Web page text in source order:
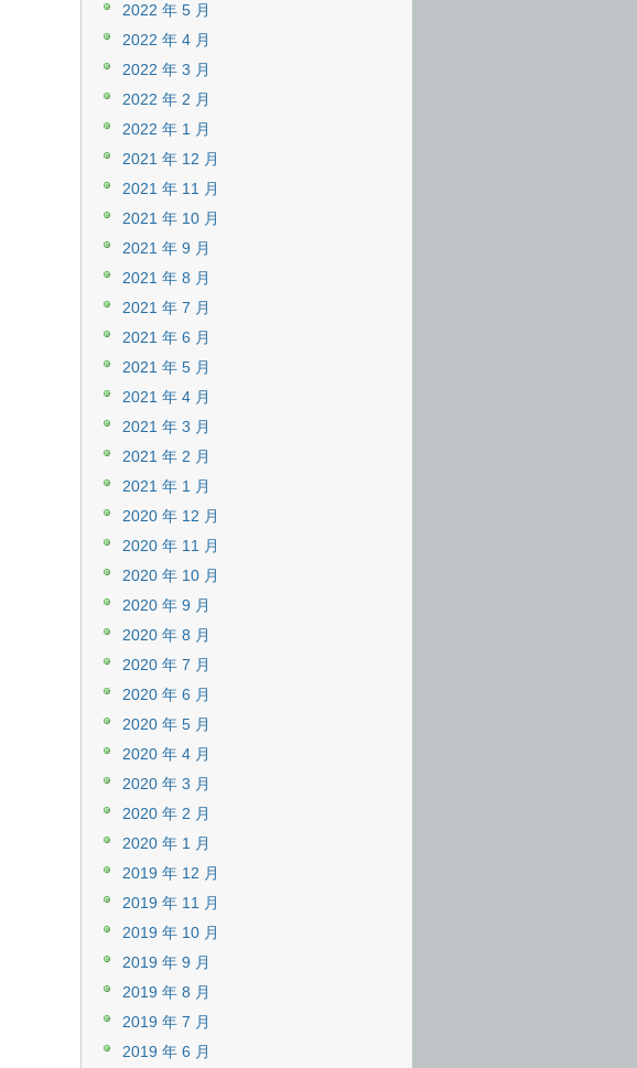
2022 年 5 月
2022 年 4 月
2022 年 3 月
2022 年 2 月
2022 年 1 月
2021 年 12 月
2021 年 11 月
2021 年 10 月
2021 年 9 月
2021 年 8 月
2021 年 7 月
2021 年 6 月
2021 年 5 月
2021 年 4 月
2021 年 3 月
2021 年 2 月
2021 年 1 月
2020 年 12 月
2020 年 11 月
2020 年 10 月
2020 年 9 月
2020 年 8 月
2020 年 7 月
2020 年 6 月
2020 年 5 月
2020 年 4 月
2020 年 3 月
2020 年 2 月
2020 年 1 月
2019 年 12 月
2019 年 11 月
2019 年 10 月
2019 年 9 月
2019 年 8 月
2019 年 7 月
2019 年 6 月